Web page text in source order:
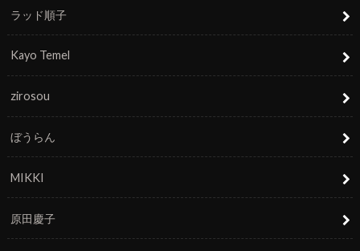
ラッド順子
Kayo Temel
zirosou
ぼうらん
MIKKI
原田慶子